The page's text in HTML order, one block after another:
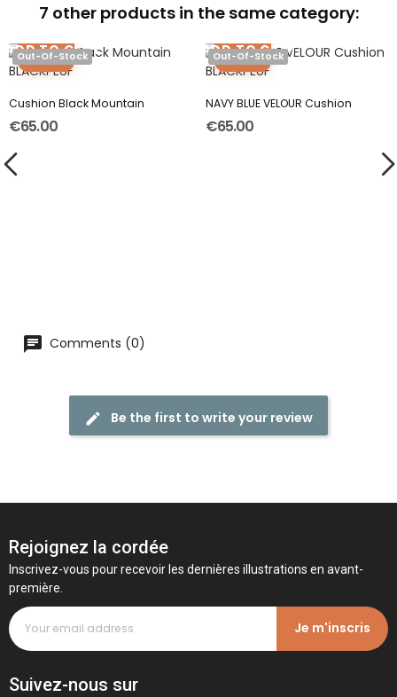
7 other products in the same category:
Out-Of-Stock
ADD TO CART
Cushion Black Mountain
€65.00
Out-Of-Stock
ADD TO CART
NAVY BLUE VELOUR Cushion
€65.00
Comments (0)
Be the first to write your review
Rejoignez la cordée
Inscrivez-vous pour recevoir les dernières illustrations en avant-
première.
Je m'inscris
Suivez-nous sur